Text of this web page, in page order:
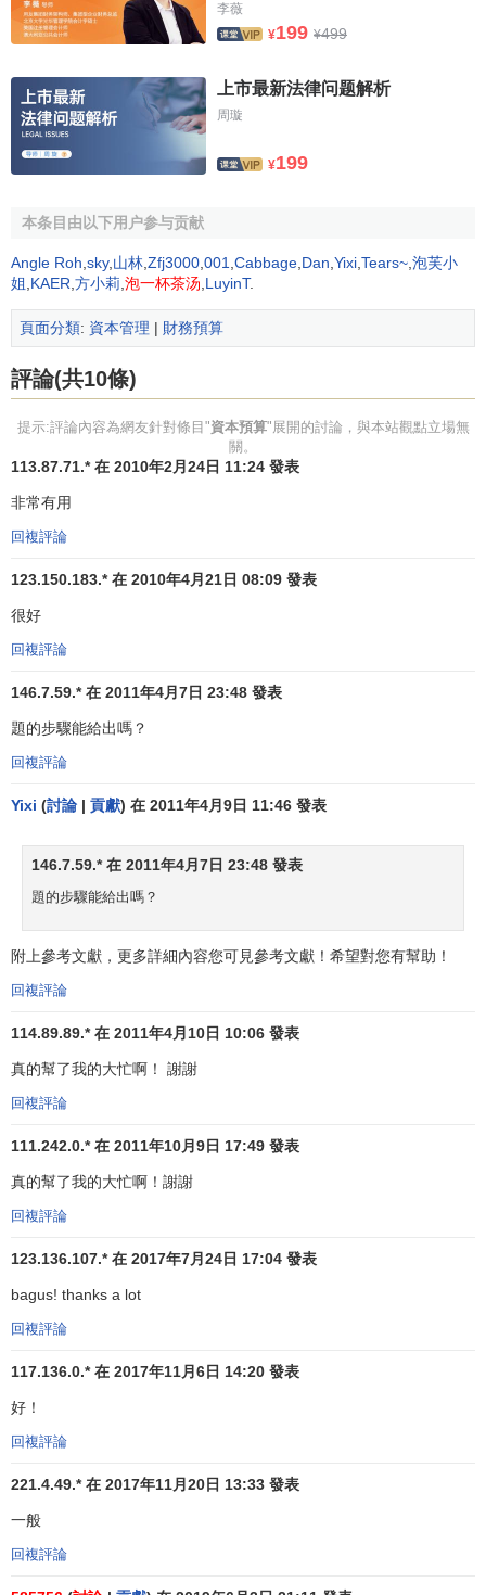
(3)強調 政府干預 ，實行赤字財政政策，並通過發行
息，因此用
債務收入安排的 支出應該是有收益的項目
就有必要將政府的支出劃分為一般性支出
支出，併在
在20世紀30年代的大危機之前，以英國
密和大衛·李嘉圖為代表的古典經濟學派在 經濟理論領域占據
主導地位。他們主張政府不幹預經濟，認為，政府財政是家
庭財政的反映，它和家庭財政一樣，必須量人為出。假如家
庭財政人不敷出，終將導致
收支平衡的 財政，並對
政。他們還認為，政府發行公債是一種浪費，會加重子孫後
代的負擔。公債是導致腐敗、墮落和貧困的根源。與此相適
應，在財政領域主張“廉價政府”和提倡“健全財政”的原則。
一預算制度在當時的歷史條件下起著監督與
支的作用， 目的在於防止
隨著經濟危機的頻繁爆發和危機程度的不斷加劇，原來
指導政府經濟政策的古典經濟學派的理論已不能解釋其原
和方法。在多年研究的基礎上，
政府機器反危機的學說。20世紀20年代以後，
表了一些 宣傳 國家干預經濟的著作。1936年凱恩斯出版了代
級經濟學說的傳統思想，從理論上對國家干預經濟的必要性
和干預方式做了
國民經濟 運動為對象的巨集觀經濟模型，提出了利用政府
收和支出水平的變化來改變社會總需求水平，以達到充分就
、物價穩定和經濟增長 的財政政策。在這種
經濟衰退時，國家應該減少
資，增加政府開支以刺激社會總需求．這樣就可以增加就
業 ，防止經濟進一步衰退並促進經濟回升。反之．當經濟高
漲時，國家應該增加稅收，減少政府開支，以抑制經濟過度
消除資本主義周期性經濟危機的波動，實現
濟穩定和增長。在凱恩斯財政理論的引導下，西方各國為對
特別是公共工程支出和資本性投資，同時，實行
巨集觀調控，客觀上要求將
算中單獨反映出來。資本預算的產生適應了這一要求。
資本預算的過程[1]
通常來說，一個完備的資本預算過程
(1)尋求併發現
(2)數據收集。
(3)評估並做出投資決策 。
李薇
¥199 ¥499
上市最新法律问题解析
周璇
¥199
本条目由以下用户参与贡献
Angle Roh sky, 山林 Zfj3000 001 Cabbage Dan Yixi Tears~ 泡芙小
姐 KAER 方小莉 泡一杯茶汤 LuyinT.
頁面分類: 資本管理 | 財務預算
評論(共10條)
提示:評論內容為網友針對條目"資本預算"展開的討論，與本站觀點立場無
關。
113.87.71.* 在 2010年2月24日 11:24 發表
非常有用
回複評論
123.150.183.* 在 2010年4月21日 08:09 發表
很好
回複評論
146.7.59.* 在 2011年4月7日 23:48 發表
題的步驟能給出嗎？
回複評論
Yixi (討論 | 貢獻) 在 2011年4月9日 11:46 發表
146.7.59.* 在 2011年4月7日 23:48 發表
題的步驟能給出嗎？
附上參考文獻，更多詳細內容您可見參考文獻！希望對您有幫助！
回複評論
114.89.89.* 在 2011年4月10日 10:06 發表
真的幫了我的大忙啊！ 謝謝
回複評論
111.242.0.* 在 2011年10月9日 17:49 發表
真的幫了我的大忙啊！謝謝
回複評論
123.136.107.* 在 2017年7月24日 17:04 發表
bagus! thanks a lot
回複評論
117.136.0.* 在 2017年11月6日 14:20 發表
好！
回複評論
221.4.49.* 在 2017年11月20日 13:33 發表
一般
回複評論